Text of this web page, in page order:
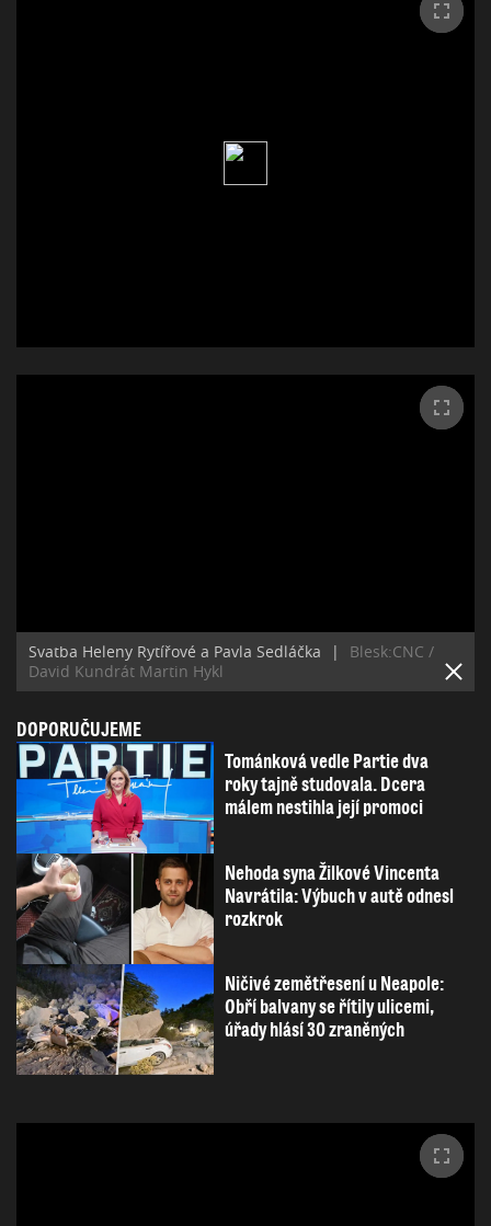
Svatba Heleny Rytířové a Pavla Sedláčka |
Blesk:CNC /
David Kundrát Martin Hykl
DOPORUČUJEME
Tománková vedle Partie dva
roky tajně studovala. Dcera
málem nestihla její promoci
Nehoda syna Žilkové Vincenta
Navrátila: Výbuch v autě odnesl
rozkrok
Ničivé zemětřesení u Neapole:
Obří balvany se řítily ulicemi,
úřady hlásí 30 zraněných